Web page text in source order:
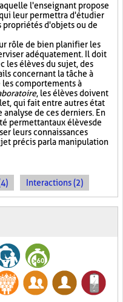
l'enseignant propose
leur permettra d'étudier
propriétés d'objets ou de
rôle de bien planifier les
adéquatement. Il doit
les élèves du sujet, des
concernant la tâche à
les comportements à
, les élèves doivent
qui fait entre autres état
de ces derniers. En
permettant aux élèves de
leurs connaissances
précis par la manipulation
Interactions (2)